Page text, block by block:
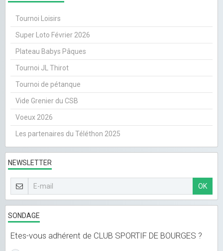
Tournoi Loisirs
Super Loto Février 2026
Plateau Babys Pâques
Tournoi JL Thirot
Tournoi de pétanque
Vide Grenier du CSB
Voeux 2026
Les partenaires du Téléthon 2025
NEWSLETTER
OK
SONDAGE
Etes-vous adhérent de CLUB SPORTIF DE BOURGES ?